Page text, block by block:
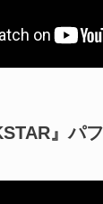
』パ